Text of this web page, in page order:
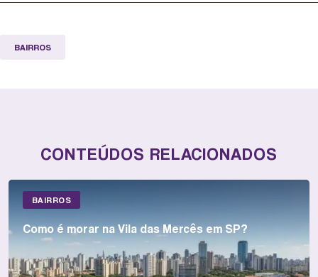
BAIRROS
CONTEÚDOS RELACIONADOS
BAIRROS
Como é morar na Vila das Mercês em SP?